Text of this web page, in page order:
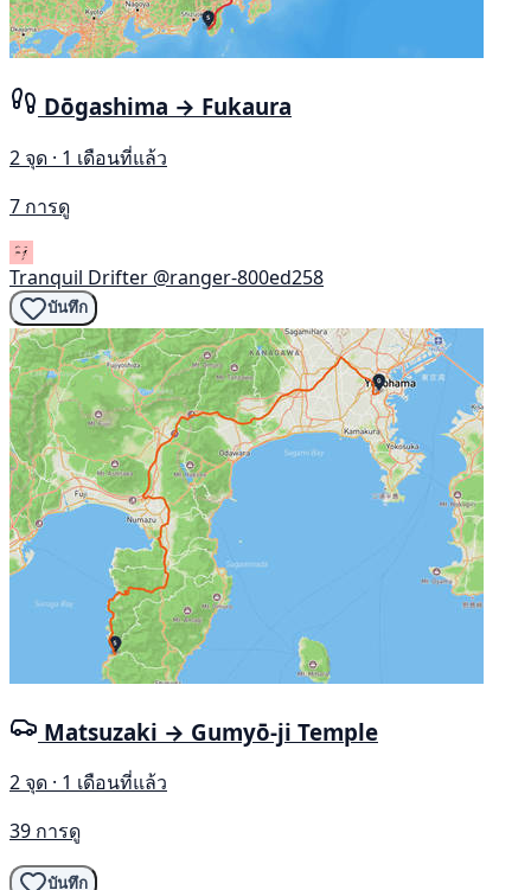
Dōgashima → Fukaura
2 จุด · 1 เดือนที่แล้ว
7 การดู
Tranquil Drifter @ranger-800ed258
บันทึก
Matsuzaki → Gumyō-ji Temple
2 จุด · 1 เดือนที่แล้ว
39 การดู
บันทึก